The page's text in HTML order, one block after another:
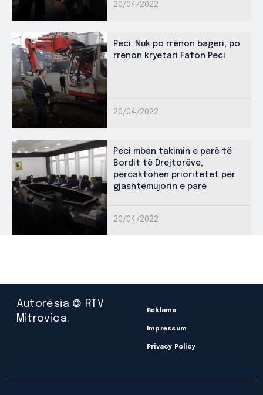
20/04/2022
Peci: Nuk po rrënon bageri, po
rrenon kryetari Faton Peci
20/04/2022
Peci mban takimin e parë të
Bordit të Drejtorëve,
përcaktohen prioritetet për
gjashtëmujorin e parë
20/04/2022
Autorësia © RTV
Mitrovica.
Reklama
Impressum
Privacy Policy